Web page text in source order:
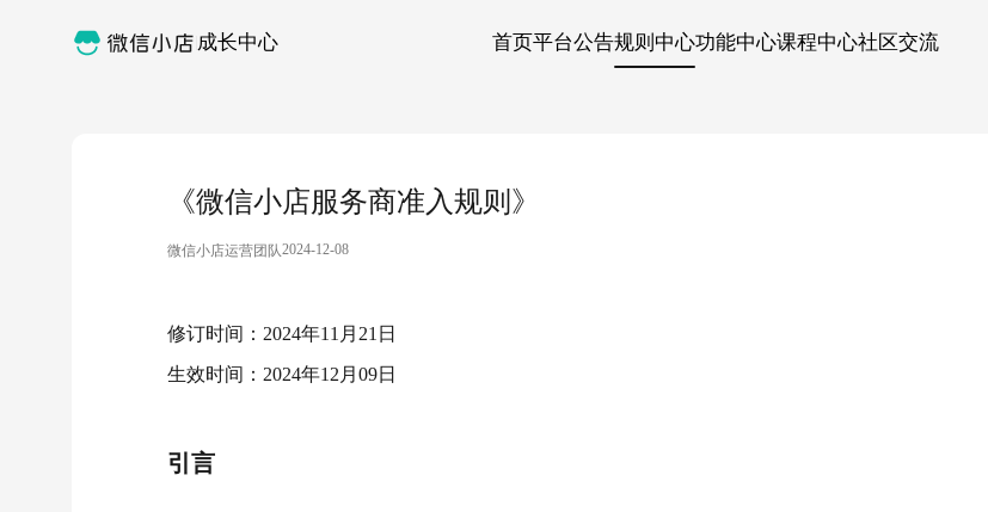
成长中心 首页平台公告规则中心功能中心课程中心社区交流
《微信小店服务商准入规则》
微信小店运营团队2024-12-08
修订时间：2024年11月21日
生效时间：2024年12月09日
引言